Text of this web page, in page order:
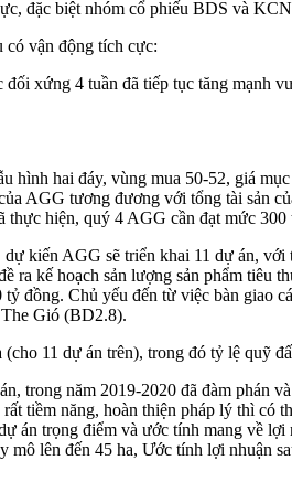
đặc biệt nhóm cổ phiếu BDS và
có vận động tích cực:
xứng 4 tuần đã tiếp tục tăng mạnh
hình hai đáy, vùng mua 50-52, giá
AGG tương đương với tổng tài sản
hiện, quý 4 AGG cần đạt mức
kiến AGG sẽ triển khai 11 dự án,
ra kế hoạch sản lượng sản phẩm tiêu
đồng. Chủ yếu đến từ việc bàn giao
Gió (BD2.8).
11 dự án trên), trong đó tỷ lệ quỹ
trong năm 2019-2020 đã đàm phán
tiềm năng, hoàn thiện pháp lý thì có
án trọng điểm và ước tính mang về
lên đến 45 ha, Ước tính lợi nhuận